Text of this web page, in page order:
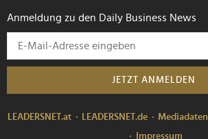
Anmeldung zu den Daily Business News
JETZT ANMELDEN
LEADERSNET.at LEADERSNET.de Mediadaten
Impressum